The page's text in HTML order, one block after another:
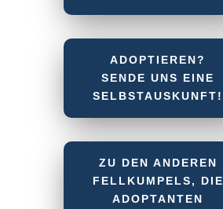
ADOPTIEREN?
SENDE UNS EINE
SELBSTAUSKUNFT!
ZU DEN ANDEREN
FELLKUMPELS, DIE
ADOPTANTEN